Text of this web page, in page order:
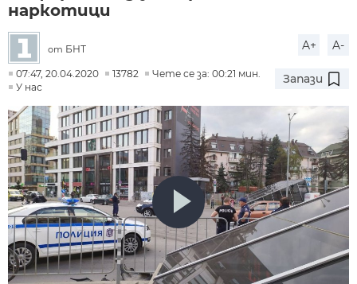
наркотици
от БНТ A+ A-
07:47, 20.04.2020 13782
Чете се за: 00:21 мин.
У нас
Запази